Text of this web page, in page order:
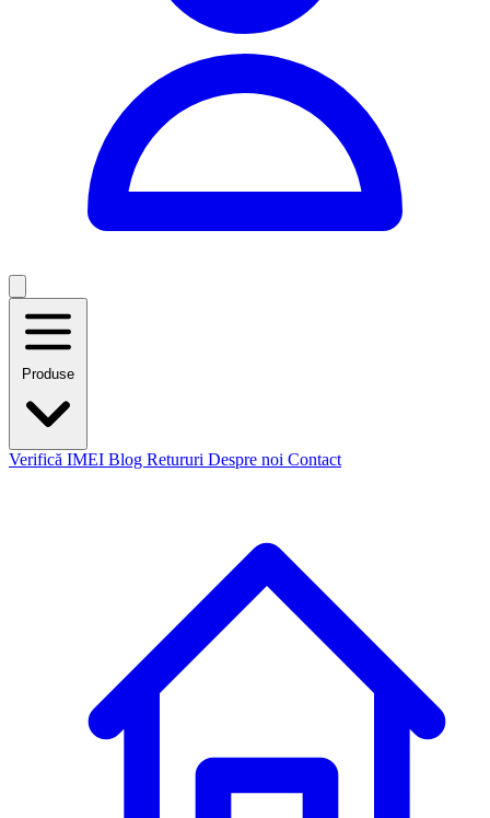
Produse
Verifică IMEI Blog Retururi Despre noi Contact